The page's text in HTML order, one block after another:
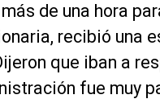
de una hora
recibió una
que iban a
fue muy